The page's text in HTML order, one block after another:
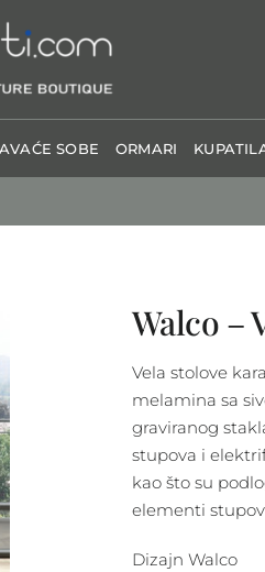
SOBE ORMARI
Walco –
Vela stolove
melamina sa
graviranog
stupova i
kao što su
elementi
Dizajn Walco